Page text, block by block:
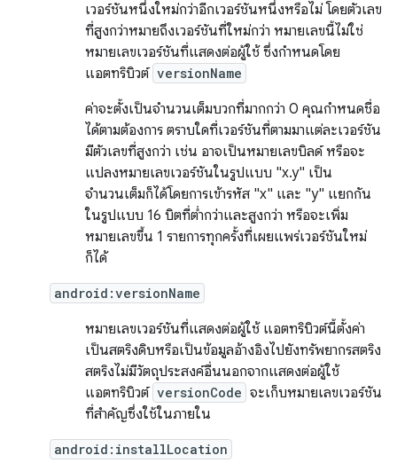
เวอร์ชันหนึ่งใหม่กว่าอีกเวอร์ชันหนึ่งหรือไม่ โดยตัวเลข
ที่สูงกว่าหมายถึงเวอร์ชันที่ใหม่กว่า หมายเลขนี้ไม่ใช่
หมายเลขเวอร์ชันที่แสดงต่อผู้ใช้ ซึ่งกำหนดโดย
แอตทริบิวต์ versionName
ค่าจะตั้งเป็นจํานวนเต็มบวกที่มากกว่า 0 คุณกำหนดชื่อ
ได้ตามต้องการ ตราบใดที่เวอร์ชันที่ตามมาแต่ละเวอร์ชัน
มีตัวเลขที่สูงกว่า เช่น อาจเป็นหมายเลขบิลด์ หรือจะ
แปลงหมายเลขเวอร์ชันในรูปแบบ "x.y" เป็น
จำนวนเต็มก็ได้โดยการเข้ารหัส "x" และ "y" แยกกัน
ในรูปแบบ 16 บิตที่ต่ำกว่าและสูงกว่า หรือจะเพิ่ม
หมายเลขขึ้น 1 รายการทุกครั้งที่เผยแพร่เวอร์ชันใหม่
ก็ได้
android:versionName
หมายเลขเวอร์ชันที่แสดงต่อผู้ใช้ แอตทริบิวต์นี้ตั้งค่า
เป็นสตริงดิบหรือเป็นข้อมูลอ้างอิงไปยังทรัพยากรสตริง
สตริงไม่มีวัตถุประสงค์อื่นนอกจากแสดงต่อผู้ใช้
แอตทริบิวต์ versionCode จะเก็บหมายเลขเวอร์ชัน
ที่สําคัญซึ่งใช้ในภายใน
android:installLocation